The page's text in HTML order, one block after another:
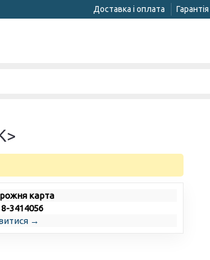
Доставка і оплата
карта
3414056
→